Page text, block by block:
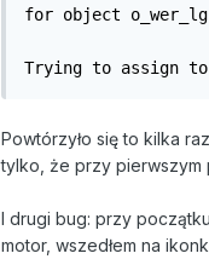
for object
Trying to assign
Powtórzyło się to kilka
tylko, że przy pierwszym
I drugi bug: przy
motor, wszedłem na